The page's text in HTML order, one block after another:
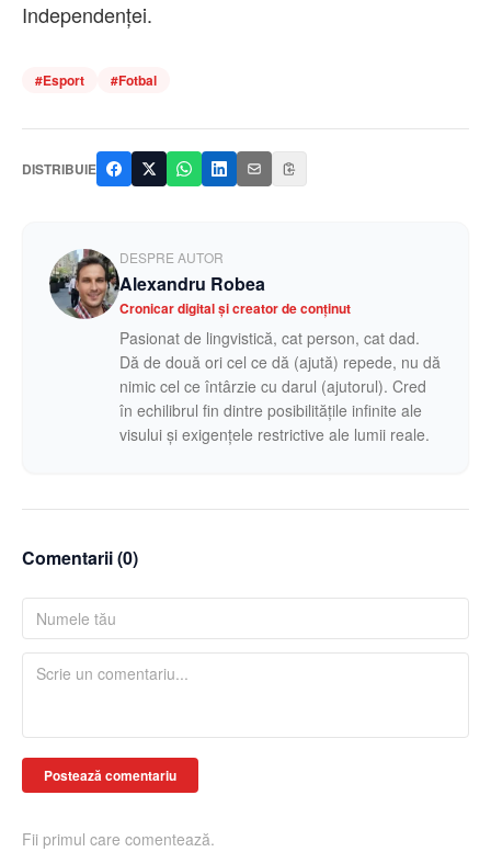
Independenței.
#Esport #Fotbal
DISTRIBUIE
DESPRE AUTOR
Alexandru Robea
Cronicar digital și creator de conținut
Pasionat de lingvistică, cat person, cat dad.
Dă de două ori cel ce dă (ajută) repede, nu dă
nimic cel ce întârzie cu darul (ajutorul). Cred
în echilibrul fin dintre posibilitățile infinite ale
visului și exigențele restrictive ale lumii reale.
Comentarii (0)
Postează comentariu
Fii primul care comentează.